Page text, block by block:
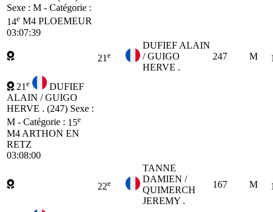
Sexe : M - Catégorie :
14e M4 PLOEMEUR
03:07:39
21 e
DUFIEF ALAIN
/ GUIGO
HERVE .
247 M
21 e
DUFIEF
ALAIN / GUIGO
HERVE . (247) Sexe :
M - Catégorie : 15e
M4 ARTHON EN
RETZ
03:08:00
22e
TANNE
DAMIEN /
QUIMERCH
JEREMY .
167 M